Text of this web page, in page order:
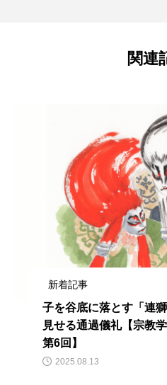
マト煮缶）
関連
新着記事
子を谷底に落とす「連
見せる通過儀礼【宗教
第6回】
2025.08.13